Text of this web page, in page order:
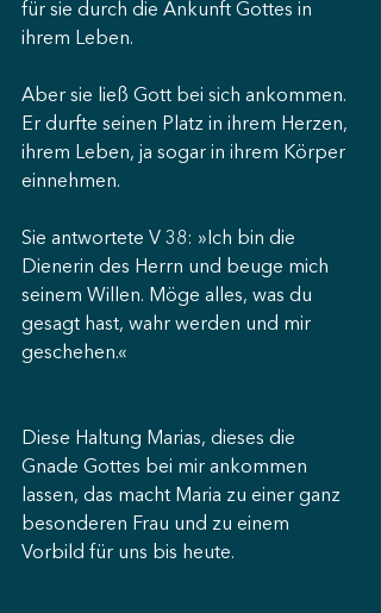
für sie durch die Ankunft Gottes in
ihrem Leben.
Aber sie ließ Gott bei sich ankommen.
Er durfte seinen Platz in ihrem Herzen,
ihrem Leben, ja sogar in ihrem Körper
einnehmen.
Sie antwortete V 38: »Ich bin die
Dienerin des Herrn und beuge mich
seinem Willen. Möge alles, was du
gesagt hast, wahr werden und mir
geschehen.«
Diese Haltung Marias, dieses die
Gnade Gottes bei mir ankommen
lassen, das macht Maria zu einer ganz
besonderen Frau und zu einem
Vorbild für uns bis heute.